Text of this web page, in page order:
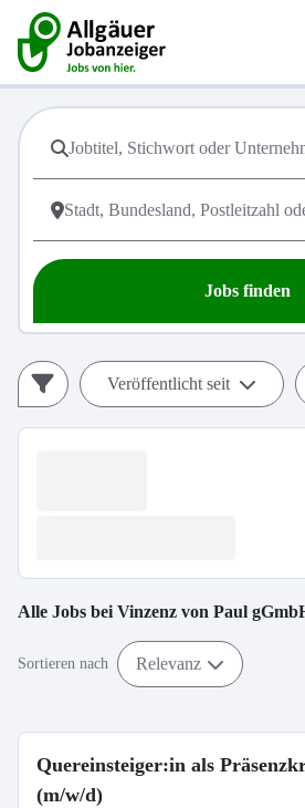
Jobs finden
Veröffentlicht seit
Alle Jobs bei Vinzenz von Paul
Sortieren nach Relevanz
Quereinsteiger:in als
(m/w/d)